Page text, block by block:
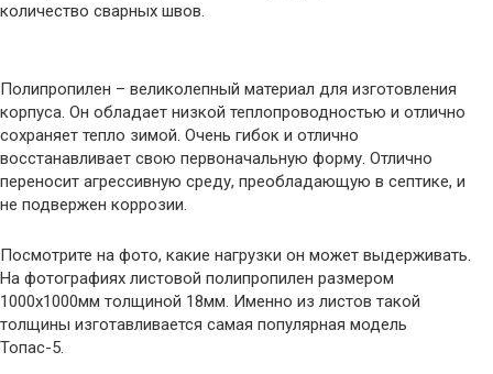
количество сварных швов.
Полипропилен – великолепный материал для изготовления
корпуса. Он обладает низкой теплопроводностью и отлично
сохраняет тепло зимой. Очень гибок и отлично
восстанавливает свою первоначальную форму. Отлично
переносит агрессивную среду, преобладающую в септике, и
не подвержен коррозии.
Посмотрите на фото, какие нагрузки он может выдерживать.
На фотографиях листовой полипропилен размером
1000х1000мм толщиной 18мм. Именно из листов такой
толщины изготавливается самая популярная модель
Топас-5.